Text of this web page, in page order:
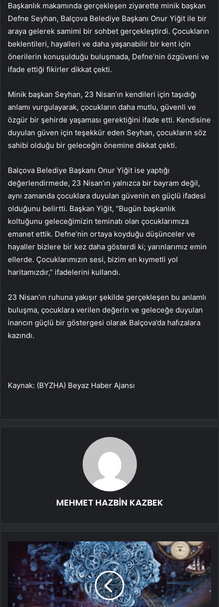
Başkanlık makamında gerçekleşen ziyarette minik başkan
Defne Seyhan, Balçova Belediye Başkanı Onur Yiğit ile bir
araya gelerek samimi bir sohbet gerçekleştirdi. Çocukların
beklentileri, hayalleri ve daha yaşanabilir bir kent için
önerilerin konuşulduğu buluşmada, Defne’nin özgüveni ve
ifade ettiği fikirler dikkat çekti.
Minik başkan Seyhan, 23 Nisan’ın kendileri için taşıdığı
anlamı vurgulayarak, çocukların daha mutlu, güvenli ve
özgür bir şehirde yaşaması gerektiğini ifade etti. Kendisine
duyulan güven için teşekkür eden Seyhan, çocukların söz
sahibi olduğu bir geleceğin önemine dikkat çekti.
Balçova Belediye Başkanı Onur Yiğit ise yaptığı
değerlendirmede, 23 Nisan’ın yalnızca bir bayram değil,
aynı zamanda çocuklara duyulan güvenin en güçlü ifadesi
olduğunu belirtti. Başkan Yiğit, “Bugün başkanlık
koltuğunu geleceğimizin teminatı olan çocuklarımıza
emanet ettik. Defne’nin ortaya koyduğu düşünceler ve
hayaller bizlere bir kez daha gösterdi ki; yarınlarımız emin
ellerde. Çocuklarımızın sesi, bizim en kıymetli yol
haritamızdır,” ifadelerini kullandı.
23 Nisan’ın ruhuna yakışır şekilde gerçekleşen bu anlamlı
buluşma, çocuklara verilen değerin ve geleceğe duyulan
inancın güçlü bir göstergesi olarak Balçova’da hafızalara
kazındı.
Kaynak: (BYZHA) Beyaz Haber Ajansı
MEHMET HAZBİN KAZBEK